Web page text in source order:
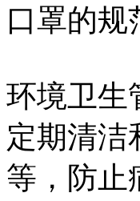
口罩的规
环境卫生
定期清洁
等，防止